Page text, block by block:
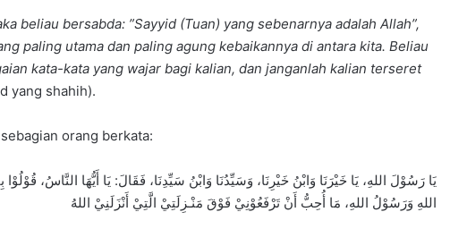
beliau bersabda: ”Sayyid (Tuan) yang sebenarnya adalah Allah”,
paling utama dan paling agung kebaikannya di antara kita. Beliau
kata-kata yang wajar bagi kalian, dan janganlah kalian terseret
yang shahih).
orang berkata:
يَا رَسُوْلَ اللهِ، يَا خَيْرَنَا وَابْنُ خَيْرِنَا، وَسَيِّدُنَا وَابْنُ سَيِّدِنَا، فَقَالَ: يَا أَيُّهَا النَّاسُ،
اللهِ وَرَسُوْلُ اللهِ، مَا أُحِبُّ أَنْ تَرْفَعُوْنِيْ فَوْقَ مَنْـزِلَتِيْ الَّتِيْ أَنْزَلَنِيْ اللهُ